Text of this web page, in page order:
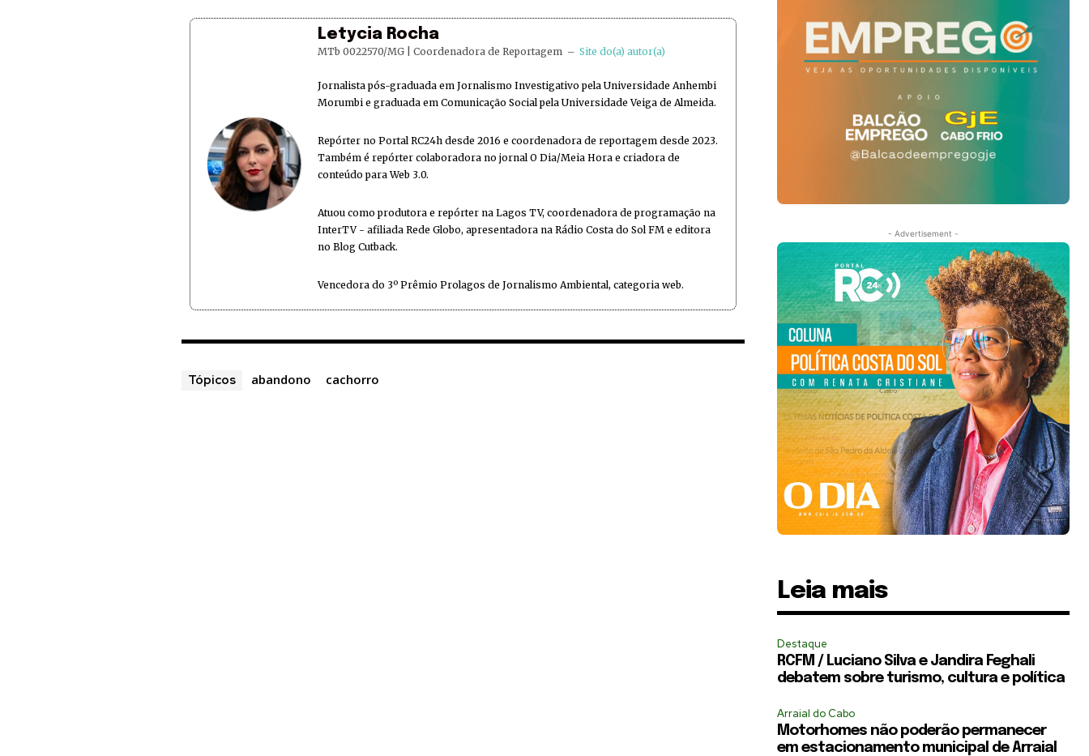
Letycia Rocha
MTb 0022570/MG | Coordenadora de Reportagem – Site do(a) autor(a)
Jornalista pós-graduada em Jornalismo Investigativo pela Universidade Anhembi
Morumbi e graduada em Comunicação Social pela Universidade Veiga de Almeida.
Repórter no Portal RC24h desde 2016 e coordenadora de reportagem desde 2023.
Também é repórter colaboradora no jornal O Dia/Meia Hora e criadora de
conteúdo para Web 3.0.
Atuou como produtora e repórter na Lagos TV, coordenadora de programação na
InterTV - afiliada Rede Globo, apresentadora na Rádio Costa do Sol FM e editora
no Blog Cutback.
Vencedora do 3º Prêmio Prolagos de Jornalismo Ambiental, categoria web.
Tópicos abandono cachorro
- Advertisement -
Leia mais
Destaque
RCFM / Luciano Silva e Jandira Feghali
debatem sobre turismo, cultura e política
Arraial do Cabo
Motorhomes não poderão permanecer
em estacionamento municipal de Arraial